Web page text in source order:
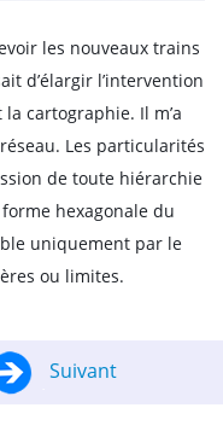
les nouveaux trains
d’élargir l’intervention
cartographie. Il m’a
Les particularités
de toute hiérarchie
hexagonale du
uniquement par le
ou limites.
Suivant